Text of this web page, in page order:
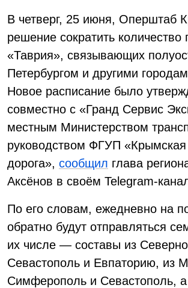
В четверг, 25 июня, Оперштаб
решение сократить количество
«Таврия», связывающих
Петербургом и другими
Новое расписание было
совместно с «Гранд Сервис
местным Министерством
руководством ФГУП «Крымская
дорога», сообщил глава
Аксёнов в своём Telegram-
По его словам, ежедневно на
обратно будут отправляться
их числе — составы из
Севастополь и Евпаторию, из
Симферополь и Севастополь, а